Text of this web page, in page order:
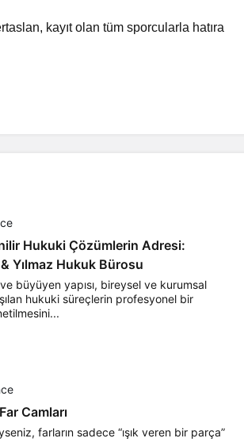
kayıt olan tüm sporcularla hatıra
Hukuki Çözümlerin Adresi:
Yılmaz Hukuk Bürosu
büyüyen yapısı, bireysel ve kurumsal
hukuki süreçlerin profesyonel bir
Camları
farların sadece “ışık veren bir parça”